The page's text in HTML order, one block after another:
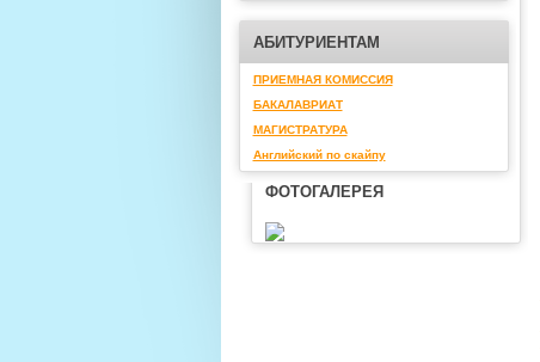
АБИТУРИЕНТАМ
ПРИЕМНАЯ КОМИССИЯ
БАКАЛАВРИАТ
МАГИСТРАТУРА
Английский по скайпу
ФОТОГАЛЕРЕЯ